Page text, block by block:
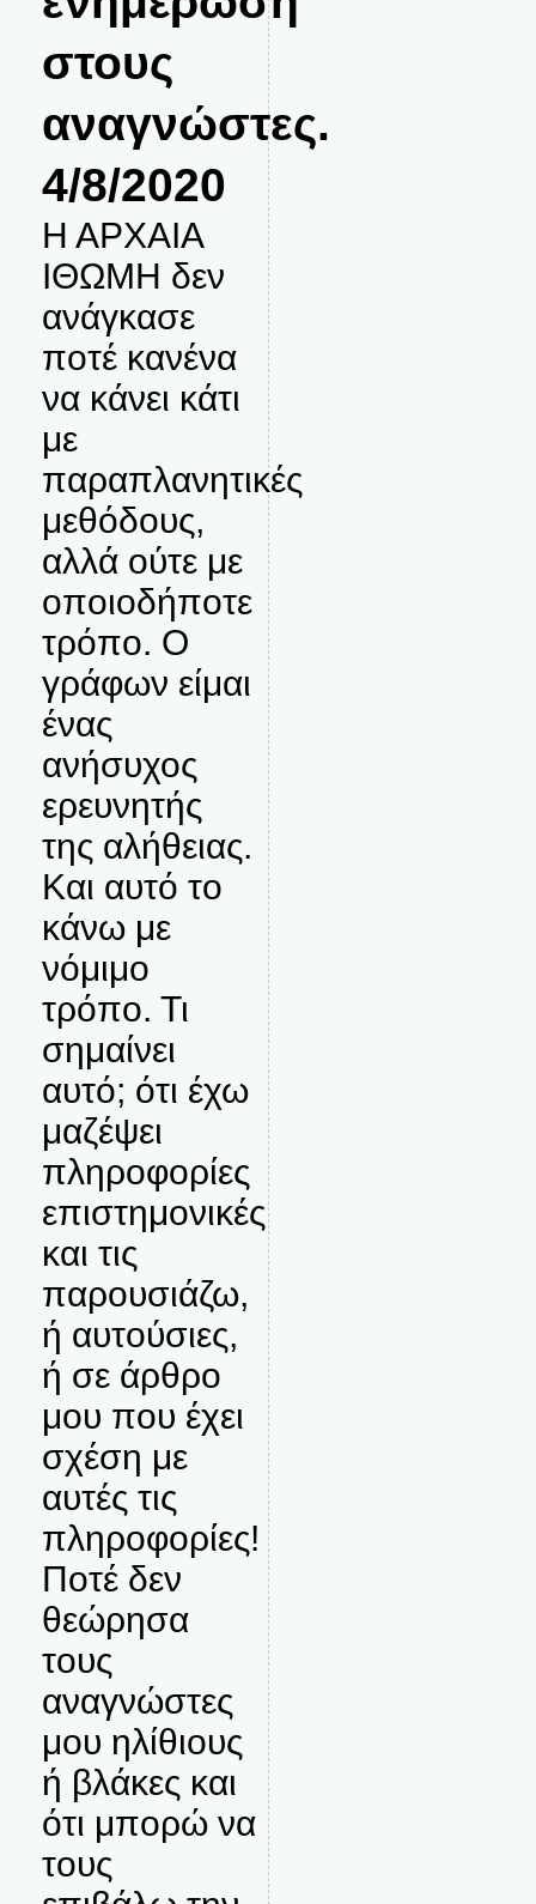
στους
αναγνώστες.
4/8/2020
Η ΑΡΧΑΙΑ
ΙΘΩΜΗ δεν
ανάγκασε
ποτέ κανένα
να κάνει κάτι
με
παραπλανητικές
μεθόδους,
αλλά ούτε με
οποιοδήποτε
τρόπο. Ο
γράφων είμαι
ένας
ανήσυχος
ερευνητής
της αλήθειας.
Και αυτό το
κάνω με
νόμιμο
τρόπο. Τι
σημαίνει
αυτό; ότι έχω
μαζέψει
πληροφορίες
επιστημονικές
και τις
παρουσιάζω,
ή αυτούσιες,
ή σε άρθρο
μου που έχει
σχέση με
αυτές τις
πληροφορίες!
Ποτέ δεν
θεώρησα
τους
αναγνώστες
μου ηλίθιους
ή βλάκες και
ότι μπορώ να
τους